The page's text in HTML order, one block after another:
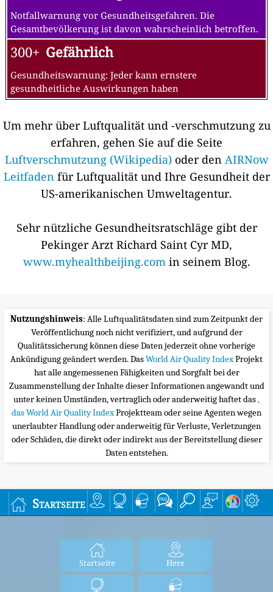
Notfallwarnung vor Gesundheitsgefahren. Die
Gesamtbevölkerung ist davon wahrscheinlich betroffen.
300+ Gefährlich
Gesundheitswarnung: Jeder kann ernstere
gesundheitliche Auswirkungen haben
Um mehr über Luftqualität und -verschmutzung zu
erfahren, gehen Sie auf die Seite
Luftverschmutzung (Wikipedia)oder den AIRNow
Leitfaden für Luftqualität und Ihre Gesundheit der
US-amerikanischen Umweltagentur.
Sehr nützliche Gesundheitsratschläge gibt der
Pekinger Arzt Richard Saint Cyr MD,
www.myhealthbeijing.comin seinem Blog.
Nutzungshinweis: Alle Luftqualitätsdaten sind zum Zeitpunkt der
Veröffentlichung noch nicht verifiziert, und aufgrund der
Qualitätssicherung können diese Daten jederzeit ohne vorherige
Ankündigung geändert werden. DasWorld Air Quality IndexProjekt
hat alle angemessenen Fähigkeiten und Sorgfalt bei der
Zusammenstellung der Inhalte dieser Informationen angewandt und
unter keinen Umständen, vertraglich oder anderweitig haftet das,
das World Air Quality IndexProjektteam oder seine Agenten wegen
unerlaubter Handlung oder anderweitig für Verluste, Verletzungen
oder Schäden, die direkt oder indirekt aus der Bereitstellung dieser
Daten entstehen.
Startseite
Startseite Here